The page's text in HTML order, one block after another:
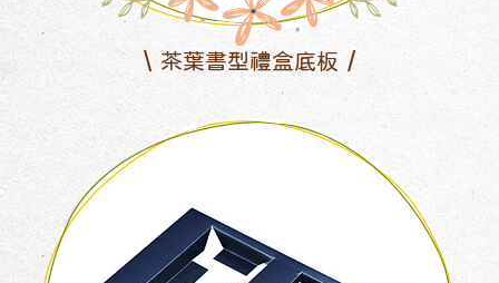
茶葉書型禮盒底板